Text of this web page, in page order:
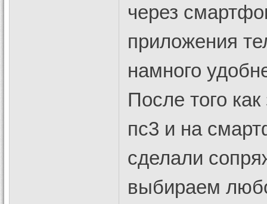
через
приложения
намного
После того
пс3 и на
сделали
выбираем